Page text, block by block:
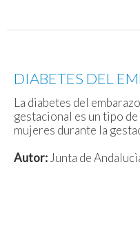
DIABETES DEL
La diabetes del
gestacional es un tipo
mujeres durante la
Autor: Junta de